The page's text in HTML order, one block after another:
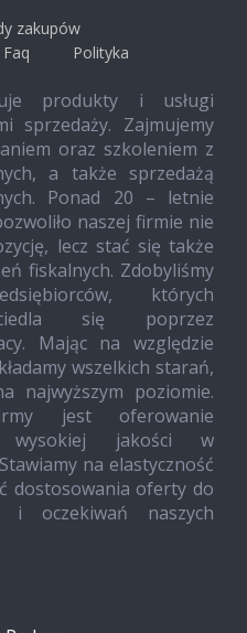
zakupów
Faq
Polityka
produkty i usługi
sprzedaży. Zajmujemy
oraz szkoleniem z
a także sprzedażą
Ponad 20 – letnie
naszej firmie nie
lecz stać się także
fiskalnych. Zdobyliśmy
których
się poprzez
Mając na względzie
wszelkich starań,
najwyższym poziomie.
jest oferowanie
jakości w
na elastyczność
dostosowania oferty do
i oczekiwań naszych